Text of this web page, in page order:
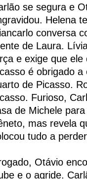
se segura e
Helena
conversa
de Laura.
e exige que
é obrigado
de Picasso.
Furioso,
de Michele
mas revela
tudo a
Otávio
e o agride.